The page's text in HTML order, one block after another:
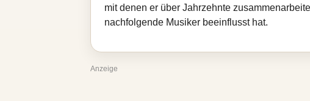
mit denen er über Jahrzehnte
nachfolgende Musiker beeinflusst hat.
Anzeige